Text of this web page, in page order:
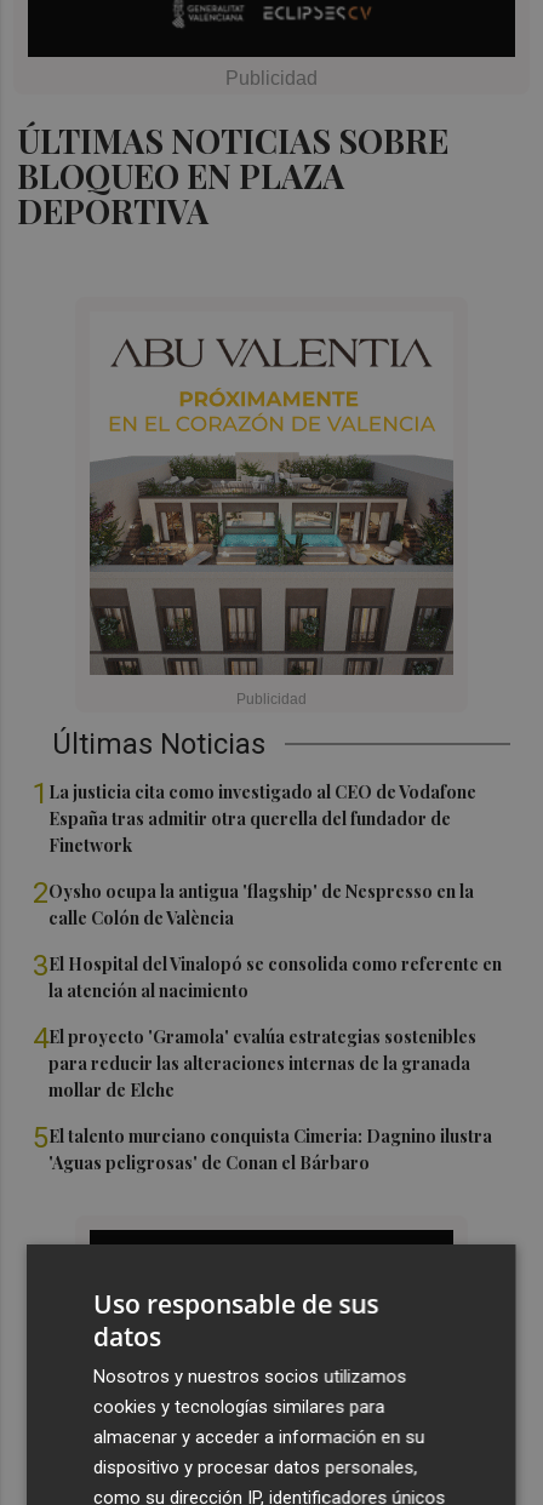
ÚLTIMAS NOTICIAS SOBRE
BLOQUEO EN PLAZA
DEPORTIVA
Últimas Noticias
1 La justicia cita como investigado al CEO de Vodafone
España tras admitir otra querella del fundador de
Finetwork
2Oysho ocupa la antigua 'flagship' de Nespresso en la
calle Colón de València
3El Hospital del Vinalopó se consolida como referente en
la atención al nacimiento
4El proyecto 'Gramola' evalúa estrategias sostenibles
para reducir las alteraciones internas de la granada
mollar de Elche
5El talento murciano conquista Cimeria: Dagnino ilustra
'Aguas peligrosas' de Conan el Bárbaro
Uso responsable de sus
datos
Nosotros y nuestros socios utilizamos
cookies y tecnologías similares para
almacenar y acceder a información en su
dispositivo y procesar datos personales,
como su dirección IP, identificadores únicos